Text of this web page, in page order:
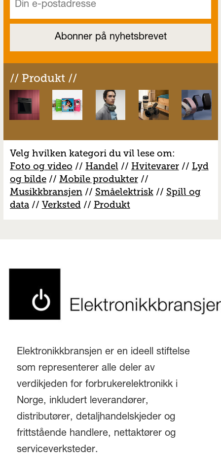
// Produkt //
Velg hvilken kategori du vil lese om:
Foto og video // Handel // Hvitevarer// Lyd
og bilde// Mobile produkter//
Musikkbransjen// Småelektrisk// Spill og
data// Verksted// Produkt
Elektronikkbransjen er en ideell stiftelse
som representerer alle deler av
verdikjeden for forbrukerelektronikk i
Norge, inkludert leverandører,
distributører, detaljhandelskjeder og
frittstående handlere, nettaktører og
serviceverksteder.